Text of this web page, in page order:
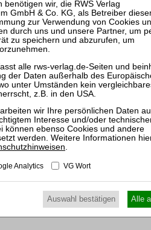
mitPayPal.
.
Analytics VG Wort
Auswahl bestätigen Alle